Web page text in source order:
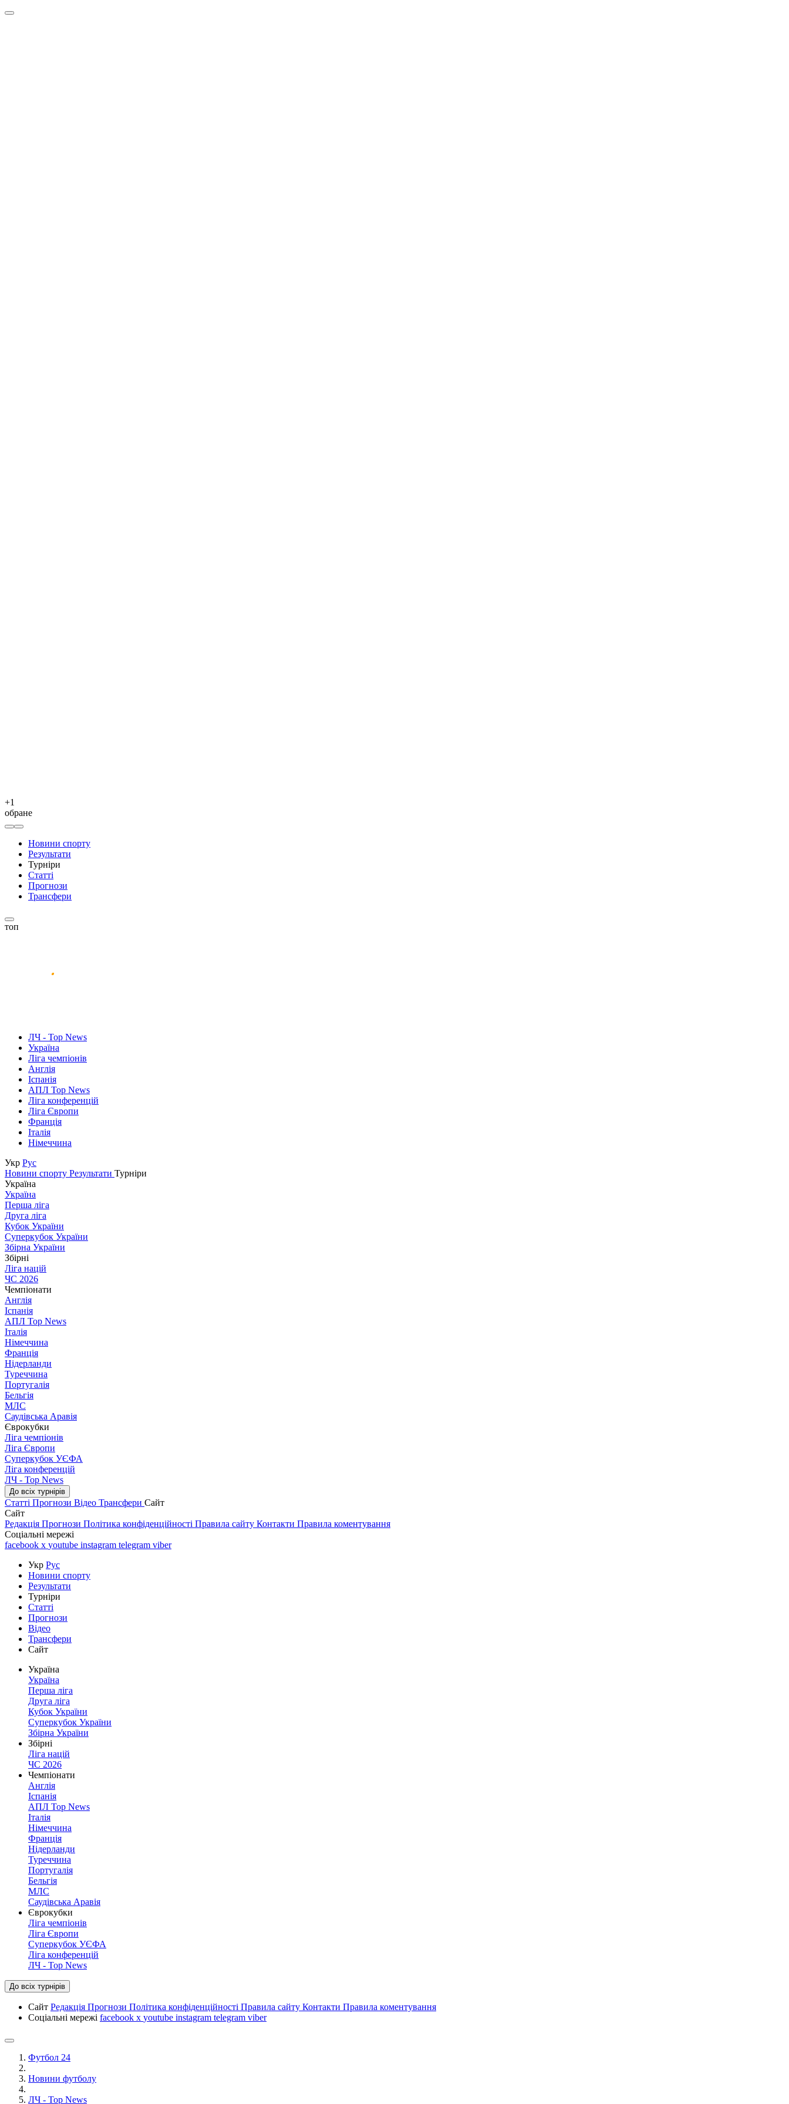
+1
обране
Новини спорту
Результати
Турніри
Статті
Прогнози
Трансфери
топ
ЛЧ - Top News
Україна
Ліга чемпіонів
Англія
Іспанія
АПЛ Top News
Ліга конференцій
Ліга Європи
Франція
Італія
Німеччина
Укр Рус
Новини спорту Результати Турніри
Україна
Україна
Перша ліга
Друга ліга
Кубок України
Суперкубок України
Збірна України
Збірні
Ліга націй
ЧС 2026
Чемпіонати
Англія
Іспанія
АПЛ Top News
Італія
Німеччина
Франція
Нідерланди
Туреччина
Португалія
Бельгія
МЛС
Саудівська Аравія
Єврокубки
Ліга чемпіонів
Ліга Європи
Суперкубок УЄФА
Ліга конференцій
ЛЧ - Top News
До всіх турнірів
Статті Прогнози Відео Трансфери Сайт
Сайт
Редакція Прогнози Політика конфіденційності Правила сайту Контакти Правила коментування
Соціальні мережі
facebook x youtube instagram telegram viber
Укр Рус
Новини спорту
Результати
Турніри
Статті
Прогнози
Відео
Трансфери
Сайт
Україна
Україна
Перша ліга
Друга ліга
Кубок України
Суперкубок України
Збірна України
Збірні
Ліга націй
ЧС 2026
Чемпіонати
Англія
Іспанія
АПЛ Top News
Італія
Німеччина
Франція
Нідерланди
Туреччина
Португалія
Бельгія
МЛС
Саудівська Аравія
Єврокубки
Ліга чемпіонів
Ліга Європи
Суперкубок УЄФА
Ліга конференцій
ЛЧ - Top News
До всіх турнірів
Сайт Редакція Прогнози Політика конфіденційності Правила сайту Контакти Правила коментування
Соціальні мережі facebook x youtube instagram telegram viber
Футбол 24
Новини футболу
ЛЧ - Top News